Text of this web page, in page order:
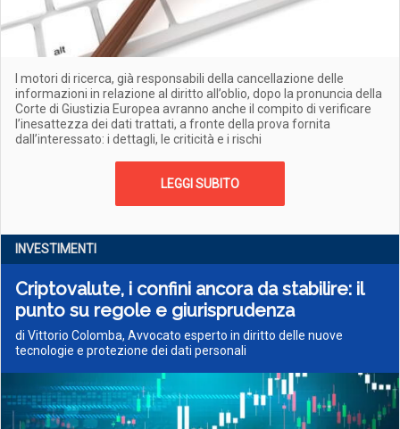
I motori di ricerca, già responsabili della cancellazione delle
informazioni in relazione al diritto all’oblio, dopo la pronuncia della
Corte di Giustizia Europea avranno anche il compito di verificare
l’inesattezza dei dati trattati, a fronte della prova fornita
dall’interessato: i dettagli, le criticità e i rischi
LEGGI SUBITO
INVESTIMENTI
Criptovalute, i confini ancora da stabilire: il
punto su regole e giurisprudenza
di Vittorio Colomba, Avvocato esperto in diritto delle nuove
tecnologie e protezione dei dati personali